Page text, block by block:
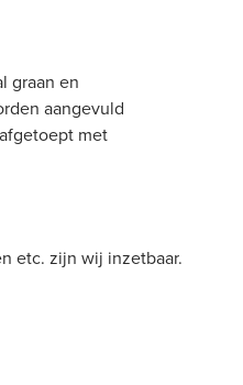
graan en
aangevuld
met
etc. zijn wij inzetbaar.